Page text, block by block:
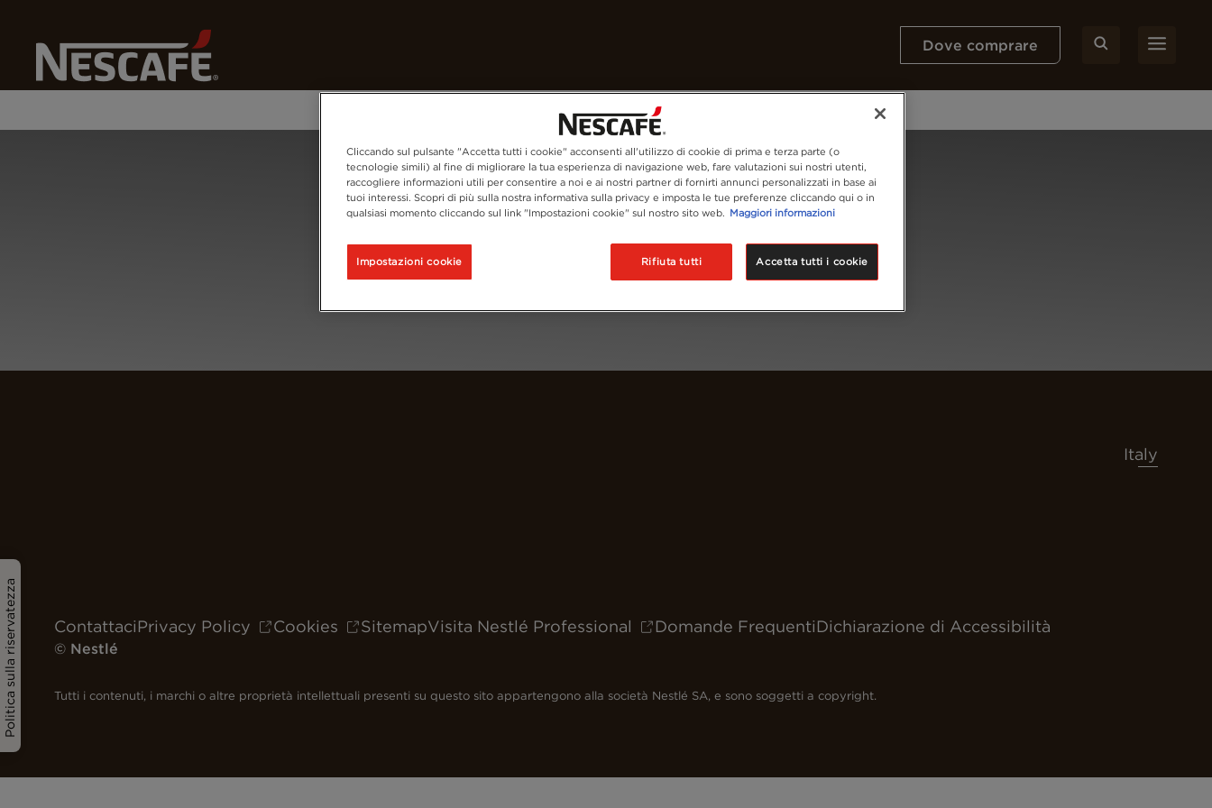
Dove comprare
Politica sulla riservatezza
Italy
ContattaciPrivacy Policy Cookies SitemapVisita Nestlé Professional Domande FrequentiDichiarazione di Accessibilità
© Nestlé
Tutti i contenuti, i marchi o altre proprietà intellettuali presenti su questo sito appartengono alla società Nestlé SA, e sono soggetti a copyright.
Cliccando sul pulsante "Accetta tutti i cookie" acconsenti all'utilizzo di cookie di prima e terza parte (o
tecnologie simili) al fine di migliorare la tua esperienza di navigazione web, fare valutazioni sui nostri utenti,
raccogliere informazioni utili per consentire a noi e ai nostri partner di fornirti annunci personalizzati in base ai
tuoi interessi. Scopri di più sulla nostra informativa sulla privacy e imposta le tue preferenze cliccando qui o in
qualsiasi momento cliccando sul link "Impostazioni cookie" sul nostro sito web. Maggiori informazioni
Impostazioni cookie Rifiuta tutti Accetta tutti i cookie